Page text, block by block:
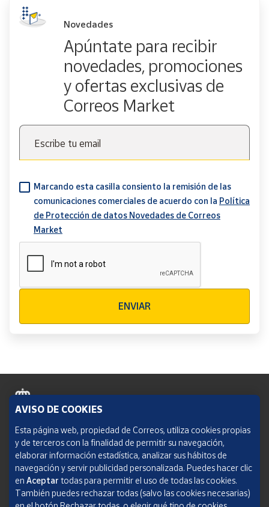
Novedades
Apúntate para recibir
novedades, promociones
y ofertas exclusivas de
Correos Market
Escribe tu email
Marcando esta casilla consiento la remisión de las
comunicaciones comerciales de acuerdo con la Política
de Protección de datos Novedades de Correos
Market
ENVIAR
Política de cookies
Aviso legal
Condiciones del servicio
Política de Privacidad Web
AVISO DE COOKIES
Esta página web, propiedad de Correos, utiliza cookies propias
y de terceros con la finalidad de permitir su navegación,
elaborar información estadística, analizar sus hábitos de
navegación y servir publicidad personalizada. Puedes hacer clic
en Aceptar todas para permitir el uso de todas las cookies.
También puedes rechazar todas (salvo las cookies necesarias)